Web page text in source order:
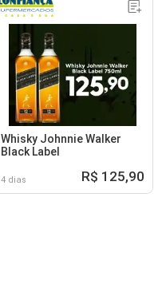
Whisky Johnnie Walker
Black Label
4 dias R$ 125,90